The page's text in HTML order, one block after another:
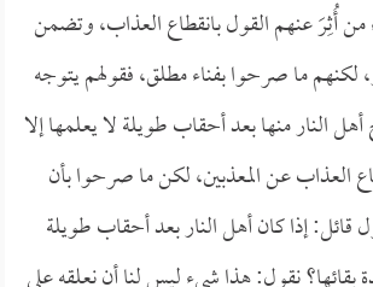
أُثِرَ عنهم القول بانقطاع العذاب، وتضمن
لكنهم ما صرحوا بفناء مطلق، فقولهم يتوجه
النار منها بعد أحقاب طويلة لا يعلمها إلا
العذاب عن المعذبين، لكن ما صرحوا بأن
قائل: إذا كان أهل النار بعد أحقاب طويلة